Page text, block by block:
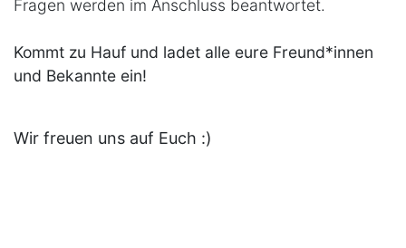
Fragen werden im Anschluss beantwortet.
Kommt zu Hauf und ladet alle eure Freund*innen
und Bekannte ein!
Wir freuen uns auf Euch :)